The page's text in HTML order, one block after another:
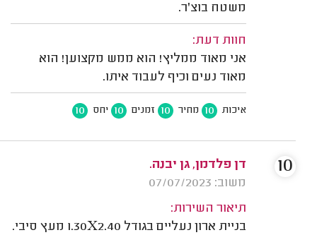
משטח בוצ'ר.
חוות דעת:
אני מאוד ממליץ! הוא ממש מקצוען! הוא
מאוד נעים וכיף לעבוד איתו.
איכות 10 מחיר 10 זמנים 10 יחס 10
דן פלדמן, גן יבנה.
משוב: 07/07/2023
תיאור השירות:
בניית ארון נעליים בגודל 1.30X2.40 מעץ סיבי.
10